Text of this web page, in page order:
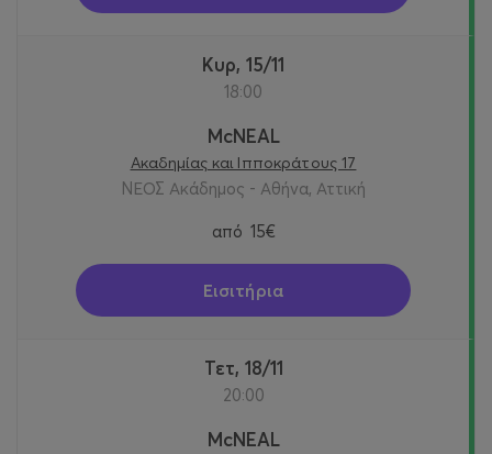
Κυρ, 15/11
18:00
McNEAL
Ακαδημίας και Ιπποκράτους 17
ΝΕΟΣ Ακάδημος - Αθήνα, Αττική
από 15€
Εισιτήρια
Τετ, 18/11
20:00
McNEAL